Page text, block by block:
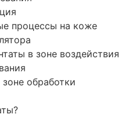
процессы на коже
в зоне воздействия
обработки